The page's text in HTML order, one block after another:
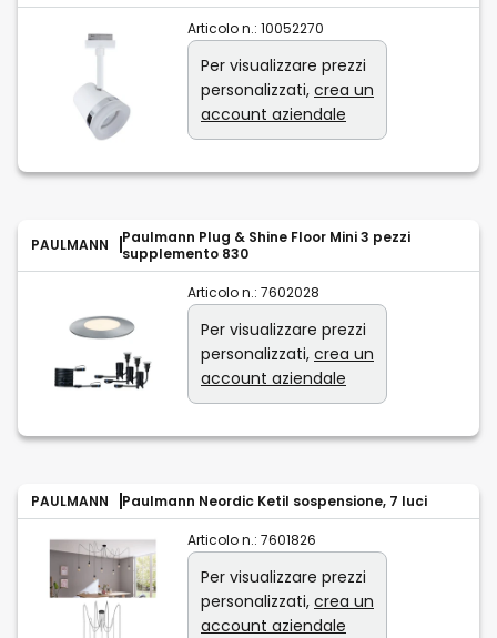
Articolo n.: 10052270
Per visualizzare prezzi
personalizzati, crea un
account aziendale
PAULMANN
Paulmann Plug & Shine Floor Mini 3 pezzi
supplemento 830
Articolo n.: 7602028
Per visualizzare prezzi
personalizzati, crea un
account aziendale
PAULMANN Paulmann Neordic Ketil sospensione, 7 luci
Articolo n.: 7601826
Per visualizzare prezzi
personalizzati, crea un
account aziendale